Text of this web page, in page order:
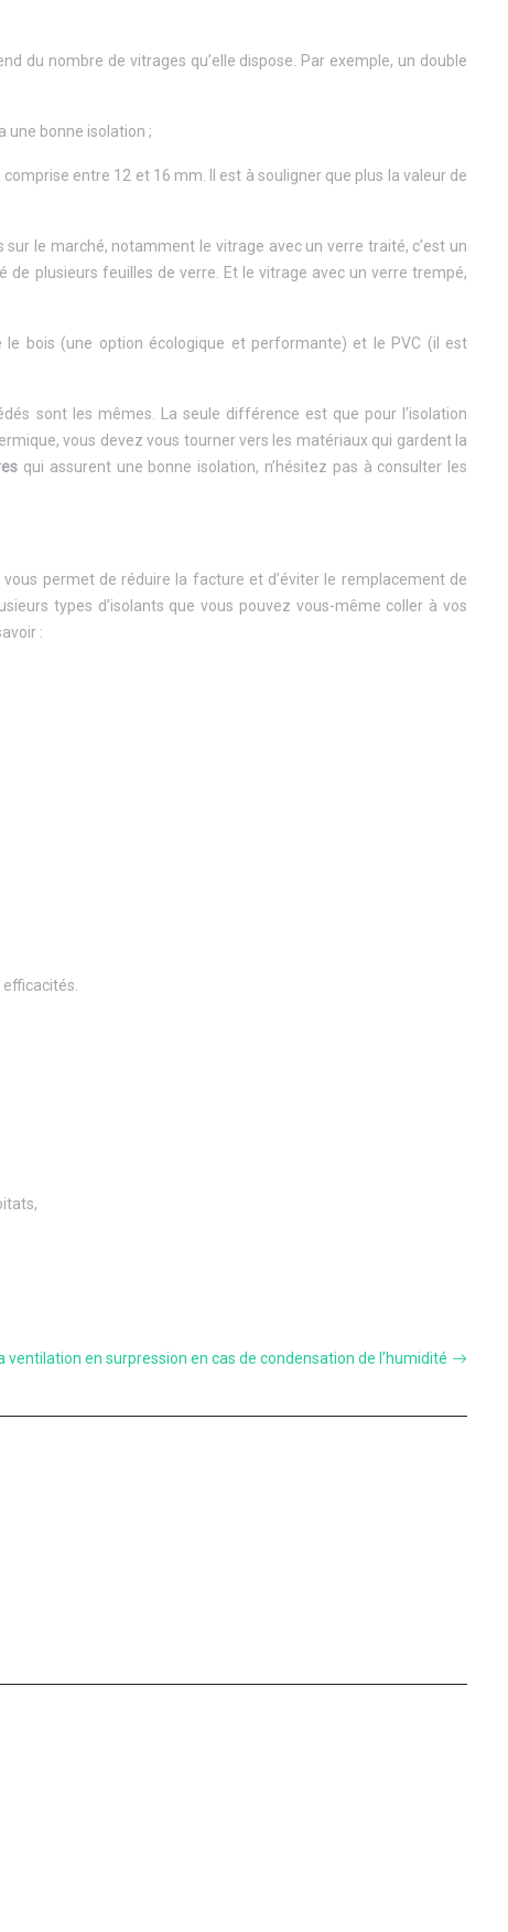
du nombre de vitrages qu’elle dispose. Par exemple, un double
une bonne isolation ;
entre 12 et 16 mm. Il est à souligner que plus la valeur de
le marché, notamment le vitrage avec un verre traité, c’est un
plusieurs feuilles de verre. Et le vitrage avec un verre trempé,
bois (une option écologique et performante) et le PVC (il est
sont les mêmes. La seule différence est que pour l’isolation
vous devez vous tourner vers les matériaux qui gardent la
qui assurent une bonne isolation, n’hésitez pas à consulter les
permet de réduire la facture et d’éviter le remplacement de
types d’isolants que vous pouvez vous-même coller à vos
:
ventilation en surpression en cas de condensation de l’humidité